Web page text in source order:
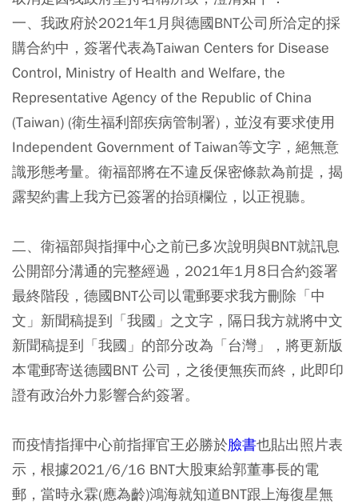
一、我政府於2021年1月與德國BNT公司所洽定的採
購合約中，簽署代表為Taiwan Centers for Disease
Control, Ministry of Health and Welfare, the
Representative Agency of the Republic of China
(Taiwan) (衛生福利部疾病管制署)，並沒有要求使用
Independent Government of Taiwan等文字，絕無意
識形態考量。衛福部將在不違反保密條款為前提，揭
露契約書上我方已簽署的抬頭欄位，以正視聽。
二、衛福部與指揮中心之前已多次說明與BNT就訊息
公開部分溝通的完整經過，2021年1月8日合約簽署
最終階段，德國BNT公司以電郵要求我方刪除「中
文」新聞稿提到「我國」之文字，隔日我方就將中文
新聞稿提到「我國」的部分改為「台灣」，將更新版
本電郵寄送德國BNT 公司，之後便無疾而終，此即印
證有政治外力影響合約簽署。
而疫情指揮中心前指揮官王必勝於臉書也貼出照片表
示，根據2021/6/16 BNT大股東給郭董事長的電
郵，當時永霖(應為齡)鴻海就知道BNT跟上海復星無